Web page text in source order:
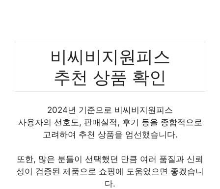
비씨비지원피스
추천 상품 확인
2024년 기준으로 비씨비지원피스
사용자의 선호도, 판매실적, 후기 등을 종합적으로
고려하여 추천 상품을 엄선했습니다.
또한, 많은 분들이 선택했던 만큼 여러 품질과 신뢰
성이 검증된 제품으로 쇼핑에 도움었으면 좋겠습니
다.